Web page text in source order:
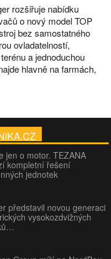
rozšiřuje nabídku
o nový model TOP
bez samostatného
ovladatelností,
a jednoduchou
hlavně na farmách,
jen o motor. TEZANA
kompletní řešení
jednotek
představil novou generaci
vysokozdvižných